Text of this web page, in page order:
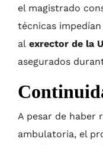
el magistrado
técnicas
al exrector de la
asegurados
A pesar de haber
ambulatoria, el